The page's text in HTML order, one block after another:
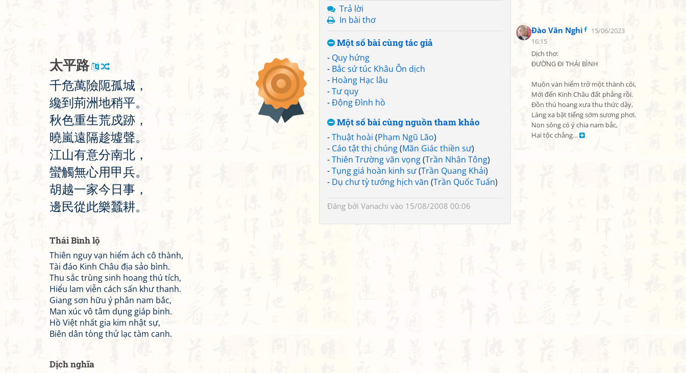
Đào Văn Nghi
15/06/2023
16:15
Dịch thơ:
ĐƯỜNG ĐI THÁI BÌNH
Muôn vàn hiểm trở một thành côi,
Mới đến Kinh Châu đất phẳng rồi.
Đồn thú hoang xưa thu thức dậy,
Làng xa bặt tiếng sớm sương phơi.
Non sông có ý chia nam bắc,
Hai tộc chẳng…
Trả lời
In bài thơ
Một số bài cùng tác giả
- Quy hứng
- Bắc sứ túc Khâu Ôn dịch
- Hoàng Hạc lâu
-Tư quy
-Động Đình hồ
Một số bài cùng nguồn tham khảo
-Thuật hoài (Phạm Ngũ Lão)
- Cáo tật thị chúng(Mãn Giác thiền sư)
-Thiên Trường vãn vọng(Trần Nhân Tông)
-Tụng giá hoàn kinh sư(Trần Quang Khải)
- Dụ chư tỳ tướng hịch văn (Trần Quốc Tuấn)
Đăng bởi Vanachi vào 15/08/2008 00:06
太平路
千危萬險阨孤城 ，
纔到 荊洲地稍平。
秋色重生荒戍跡 ，
曉嵐遠隔趁墟聲。
江山有意分南北 ，
蠻觸無心用甲兵。
胡越一家今 日 事 ，
邊民從此樂蠶耕。
Thái Bình lộ
Thiên nguy vạn hiểm ách cô thành,
Tài đáo Kinh Châu địa sảo bình.
Thu sắc trùng sinh hoang thú tích,
Hiểu lam viễn cách sấn khư thanh.
Giang sơn hữu ý phân nam bắc,
Man xúc vô tâm dụng giáp binh.
Hồ Việt nhất gia kim nhật sự,
Biên dân tòng thử lạc tàm canh.
Dịch nghĩa